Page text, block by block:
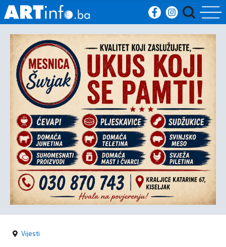
Početna
Vijesti
Sport
Kultura
Crna
kronika
Politika
Vijesti